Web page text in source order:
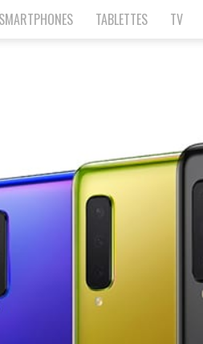
SMARTPHONES TABLETTES TV